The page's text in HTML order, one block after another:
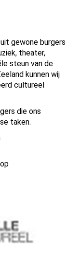
gewone burgers
theater,
steun van de
kunnen wij
cultureel
die ons
taken.